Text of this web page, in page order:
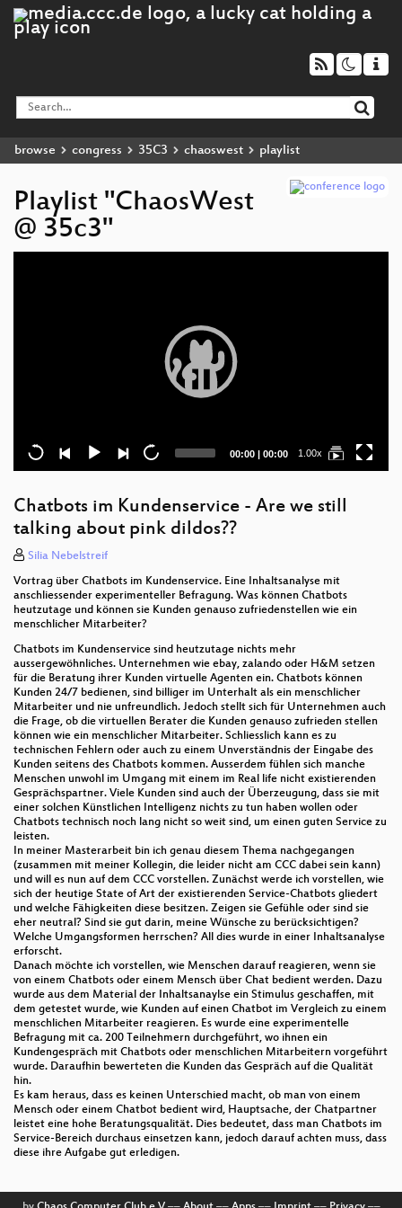
browse congress 35C3 chaoswest playlist
Playlist "ChaosWest
@ 35c3"
Current
00:00 | Total
00:00 1.00x
Chatbots im Kundenservice - Are we still
talking about pink dildos??
Silia Nebelstreif
Vortrag über Chatbots im Kundenservice. Eine Inhaltsanalyse mit
anschliessender experimenteller Befragung. Was können Chatbots
heutzutage und können sie Kunden genauso zufriedenstellen wie ein
menschlicher Mitarbeiter?
Chatbots im Kundenservice sind heutzutage nichts mehr
aussergewöhnliches. Unternehmen wie ebay, zalando oder H&M setzen
für die Beratung ihrer Kunden virtuelle Agenten ein. Chatbots können
Kunden 24/7 bedienen, sind billiger im Unterhalt als ein menschlicher
Mitarbeiter und nie unfreundlich. Jedoch stellt sich für Unternehmen auch
die Frage, ob die virtuellen Berater die Kunden genauso zufrieden stellen
können wie ein menschlicher Mitarbeiter. Schliesslich kann es zu
technischen Fehlern oder auch zu einem Unverständnis der Eingabe des
Kunden seitens des Chatbots kommen. Ausserdem fühlen sich manche
Menschen unwohl im Umgang mit einem im Real life nicht existierenden
Gesprächspartner. Viele Kunden sind auch der Überzeugung, dass sie mit
einer solchen Künstlichen Intelligenz nichts zu tun haben wollen oder
Chatbots technisch noch lang nicht so weit sind, um einen guten Service zu
leisten.
In meiner Masterarbeit bin ich genau diesem Thema nachgegangen
(zusammen mit meiner Kollegin, die leider nicht am CCC dabei sein kann)
und will es nun auf dem CCC vorstellen. Zunächst werde ich vorstellen, wie
sich der heutige State of Art der existierenden Service-Chatbots gliedert
und welche Fähigkeiten diese besitzen. Zeigen sie Gefühle oder sind sie
eher neutral? Sind sie gut darin, meine Wünsche zu berücksichtigen?
Welche Umgangsformen herrschen? All dies wurde in einer Inhaltsanalyse
erforscht.
Danach möchte ich vorstellen, wie Menschen darauf reagieren, wenn sie
von einem Chatbots oder einem Mensch über Chat bedient werden. Dazu
wurde aus dem Material der Inhaltsanaylse ein Stimulus geschaffen, mit
dem getestet wurde, wie Kunden auf einen Chatbot im Vergleich zu einem
menschlichen Mitarbeiter reagieren. Es wurde eine experimentelle
Befragung mit ca. 200 Teilnehmern durchgeführt, wo ihnen ein
Kundengespräch mit Chatbots oder menschlichen Mitarbeitern vorgeführt
wurde. Daraufhin bewerteten die Kunden das Gespräch auf die Qualität
hin.
Es kam heraus, dass es keinen Unterschied macht, ob man von einem
Mensch oder einem Chatbot bedient wird, Hauptsache, der Chatpartner
leistet eine hohe Beratungsqualität. Dies bedeutet, dass man Chatbots im
Service-Bereich durchaus einsetzen kann, jedoch darauf achten muss, dass
diese ihre Aufgabe gut erledigen.